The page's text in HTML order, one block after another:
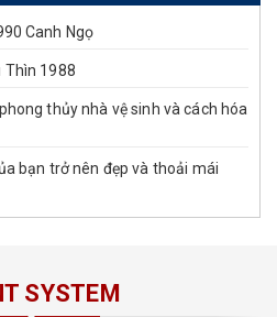
Canh Ngọ
Thìn 1988
thủy nhà vệ sinh và cách hóa
bạn trở nên đẹp và thoải mái
SYSTEM